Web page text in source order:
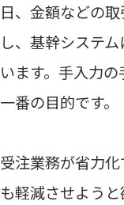
日、金額などの
し、基幹システ
います。手入力
一番の目的です。
受注業務が省力
も軽減させよう